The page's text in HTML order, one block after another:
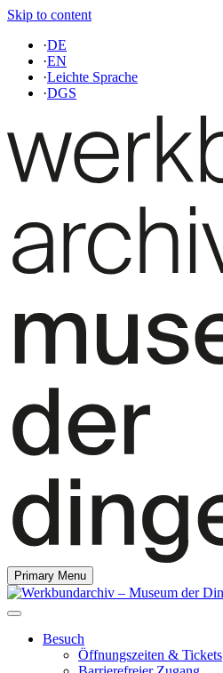
Skip to content
·DE
·EN
·Leichte Sprache
·DGS
Primary Menu
Besuch
Öffnungszeiten & Tickets